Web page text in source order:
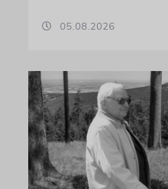
05.08.2026